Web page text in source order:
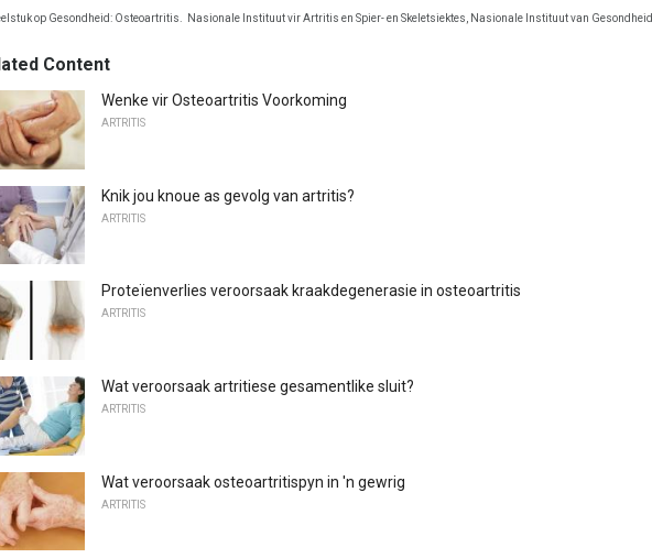
op Gesondheid: Osteoartritis. Nasionale Instituut vir Artritis en Spier- en Skeletsiektes, Nasionale Instituut van Gesondheid.
Content
Wenke vir Osteoartritis Voorkoming
ARTRITIS
Knik jou knoue as gevolg van artritis?
ARTRITIS
Proteïenverlies veroorsaak kraakdegenerasie in osteoartritis
ARTRITIS
Wat veroorsaak artritiese gesamentlike sluit?
ARTRITIS
Wat veroorsaak osteoartritispyn in 'n gewrig
ARTRITIS